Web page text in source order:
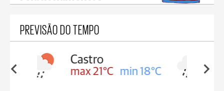
PREVISÃO DO TEMPO
18°C
Carambeí
max 20°C min 18°C